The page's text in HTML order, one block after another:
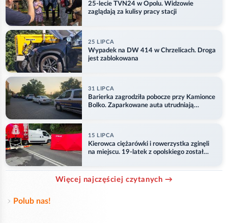
25-lecie TVN24 w Opolu. Widzowie
zaglądają za kulisy pracy stacji
25 LIPCA
Wypadek na DW 414 w Chrzelicach. Droga
jest zablokowana
31 LIPCA
Barierka zagrodziła pobocze przy Kamionce
Bolko. Zaparkowane auta utrudniają
15 LIPCA
Kierowca ciężarówki i rowerzystka zginęli
na miejscu. 19-latek z opolskiego został
Więcej najczęściej czytanych →
Polub nas!